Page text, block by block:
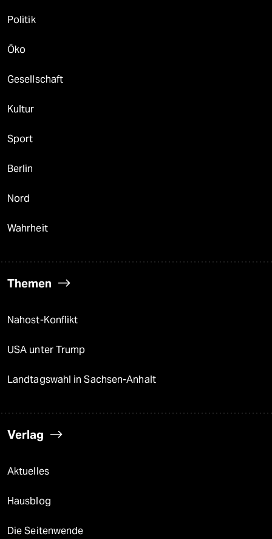
Politik
Öko
Gesellschaft
Kultur
Sport
Berlin
Nord
Wahrheit
Themen
Nahost-Konflikt
USA unter Trump
Landtagswahl in Sachsen-Anhalt
Verlag
Aktuelles
Hausblog
Die Seitenwende